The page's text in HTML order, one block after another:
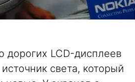
LCD-дисплеев
света, который